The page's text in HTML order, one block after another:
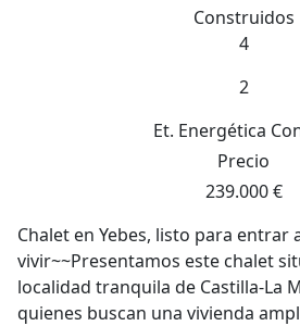
Construidos
4
2
Et. Energética
Precio
239.000 €
Chalet en Yebes, listo para entrar
vivir~~Presentamos este chalet
localidad tranquila de Castilla-La
quienes buscan una vivienda